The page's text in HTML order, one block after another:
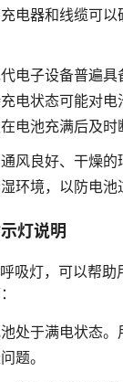
电器和线缆可以
电子设备普遍具
电状态可能对电
电池充满后及时
风良好、干燥
环境，以防电池
灯说明
吸灯，可以帮助
处于满电状态
题。